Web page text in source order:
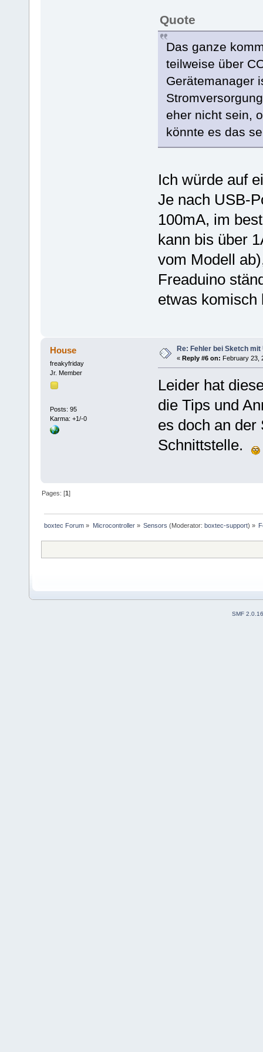
Serial.println(average);
}
}
long
// The speed of sound is
// object we take half of
}
Quote
Das ganze
teilweise über
Gerätemanager
eher nicht sein,
könnte es das
Ich würde auf
Je nach USB-
100mA, im
kann bis über
vom Modell
Freaduino
etwas komisch
House
freakyfriday
Jr. Member
Posts: 95
Karma: +1/-0
Re: Fehler bei Sketch
« Reply #6 on: February 23,
Leider hat
die Tips und
es doch an der
Schnittstelle.
Pages: [1]
boxtec Forum » Microcontroller» Sensors (Moderator: boxtec-support) »
SMF 2.0.16